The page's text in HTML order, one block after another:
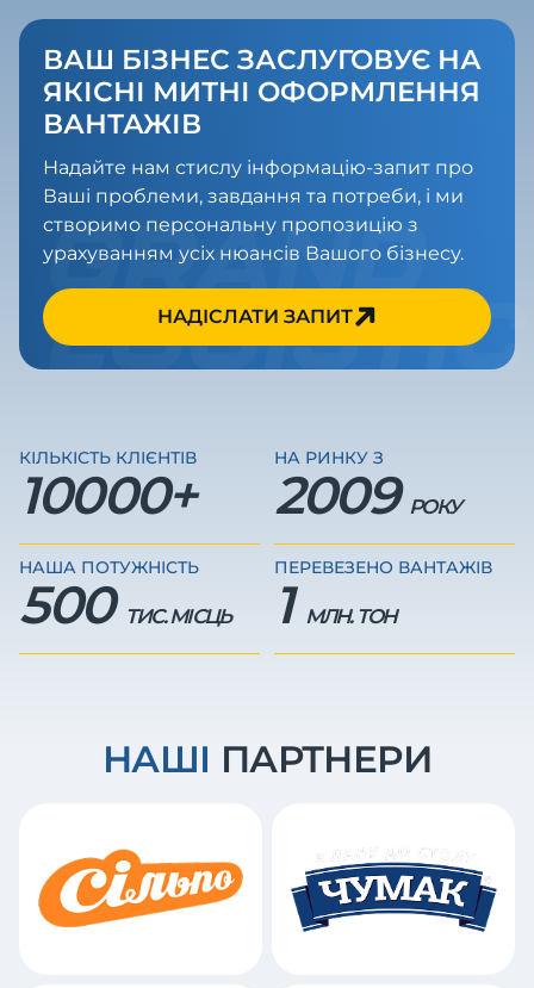
ВАШ БІЗНЕС ЗАСЛУГОВУЄ НА
ЯКІСНІ МИТНІ ОФОРМЛЕННЯ
ВАНТАЖІВ
Надайте нам стислу інформацію-запит про
Ваші проблеми, завдання та потреби, і ми
створимо персональну пропозицію з
урахуванням усіх нюансів Вашого бізнесу.
НАДІСЛАТИ ЗАПИТ
КІЛЬКІСТЬ КЛІЄНТІВ
10000+
НА РИНКУ З
2009 РОКУ
НАША ПОТУЖНІСТЬ
500 ТИС. МІСЦЬ
ПЕРЕВЕЗЕНО ВАНТАЖІВ
1 МЛН. ТОН
НАШІ ПАРТНЕРИ